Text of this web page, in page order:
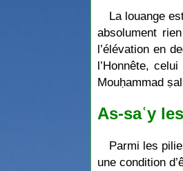
La louange
absolument
l’élévation en
l’Honnête,
Mouḥammad
As-saʿy
Parmi les
une condition